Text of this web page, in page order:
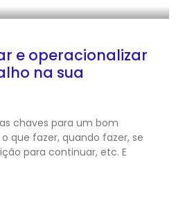
e operacionalizar
na sua
chaves para um bom
que fazer, quando fazer, se
para continuar, etc. E